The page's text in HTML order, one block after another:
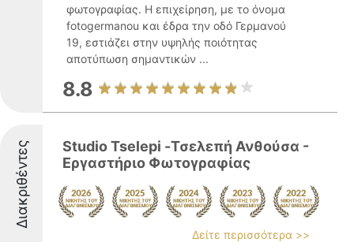
φωτογραφίας. Η επιχείρηση, με το όνομα
fotogermanou και έδρα την οδό Γερμανού
19, εστιάζει στην υψηλής ποιότητας
αποτύπωση σημαντικών ...
8.8
Διακριθέντες
Studio Tselepi -Τσελεπή Ανθούσα -
Εργαστήριο Φωτογραφίας
Δείτε περισσότερα >>